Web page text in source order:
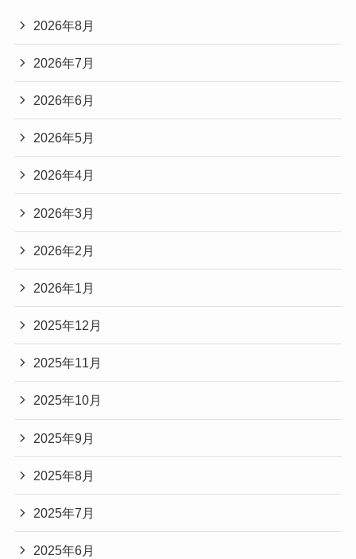
2026年8月
2026年7月
2026年6月
2026年5月
2026年4月
2026年3月
2026年2月
2026年1月
2025年12月
2025年11月
2025年10月
2025年9月
2025年8月
2025年7月
2025年6月